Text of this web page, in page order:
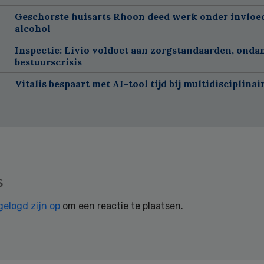
Geschorste huisarts Rhoon deed werk onder
alcohol
Inspectie: Livio voldoet aan zorgstandaarden,
bestuurscrisis
Vitalis bespaart met AI-tool tijd bij
zijn op om een reactie te plaatsen.